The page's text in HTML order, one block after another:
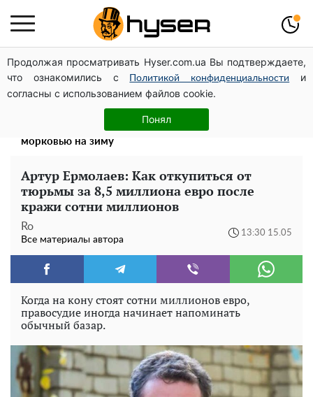
Продолжая просматривать Hyser.com.ua Вы подтверждаете,
что ознакомились с
Политикой конфиденциальности
и
согласны с использованием файлов cookie.
Понял
Дроны с наценкой: Александр Конотопский вывел
миллионы оборонного бюджета через фиктивную
фирму в Эстонии
Такой закуски всегда оказывается мало: рецепт
помидоров по-корейски со сладким перцем и
морковью на зиму
Артур Ермолаев: Как откупиться от
тюрьмы за 8,5 миллиона евро после
кражи сотни миллионов
Ro
Все материалы автора
13:30 15.05
Когда на кону стоят сотни миллионов евро,
правосудие иногда начинает напоминать
обычный базар.